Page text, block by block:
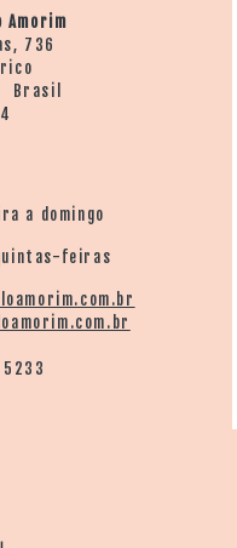
Amorim
736
Brasil
a domingo
feiras